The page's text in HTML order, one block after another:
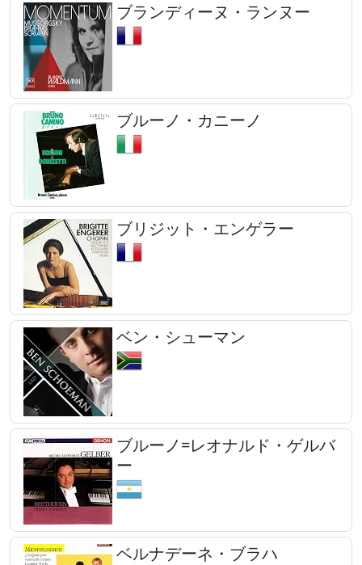
ブランディーヌ・ランヌー
ブルーノ・カニーノ
ブリジット・エンゲラー
ベン・シューマン
ブルーノ=レオナルド・ゲルバ
ー
ベルナデーネ・ブラハ